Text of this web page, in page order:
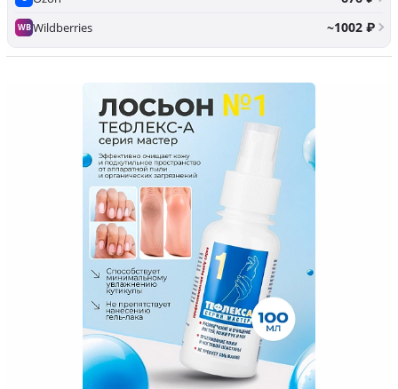
WBWildberries ~1002 ₽